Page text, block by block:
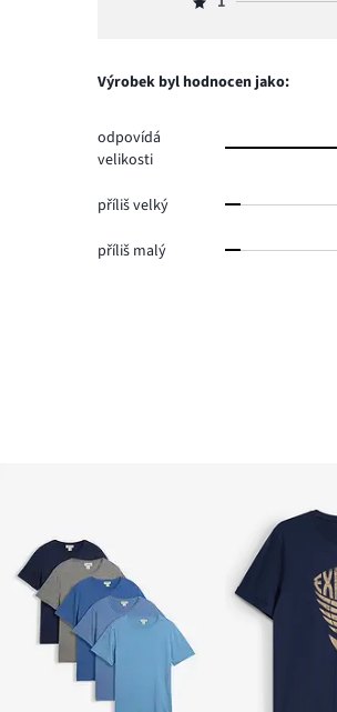
2,
Hodnocení
hlasů
Výrobek byl hodnocen jako:
odpovídá
velikosti
příliš velký
příliš malý